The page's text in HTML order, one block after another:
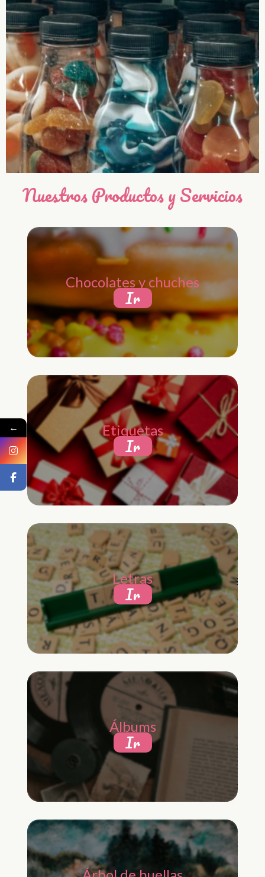
Nuestros Productos y Servicios
Chocolates y chuches
Ir
Etiquetas
Ir
Letras
Ir
Álbums
Ir
←